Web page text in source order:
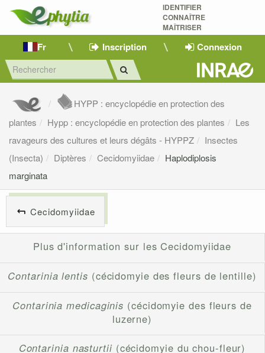
IDENTIFIER
CONNAÎTRE
MAÎTRISER
Fr Inscription Connexion
HYPP : encyclopédie en protection des
plantes
Hypp : encyclopédie en protection des plantes
Les
ravageurs des cultures et leurs dégâts - HYPPZ
Insectes
(Insecta)
Diptères Cecidomyiidae
Haplodiplosis
marginata
Cecidomyiidae
Plus d'information sur les Cecidomyiidae
Contarinia lentis (cécidomyie des fleurs de lentille)
Contarinia medicaginis (cécidomyie des fleurs de
luzerne)
Contarinia nasturtii (cécidomyie du chou-fleur)